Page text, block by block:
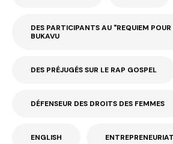
DES PARTICIPANTS AU "REQUIEM
BUKAVU
DES PRÉJUGÉS SUR LE RAP GOSPEL
DÉFENSEUR DES DROITS DES FEMMES
ENGLISH ENTREPRENEURIAT